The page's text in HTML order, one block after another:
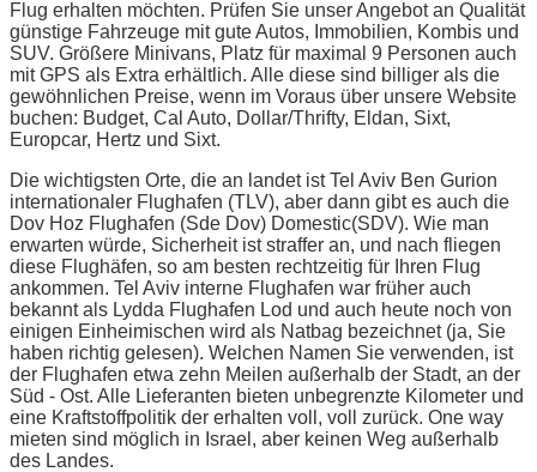
Flug erhalten möchten. Prüfen Sie unser Angebot an Qualität
günstige Fahrzeuge mit gute Autos, Immobilien, Kombis und
SUV. Größere Minivans, Platz für maximal 9 Personen auch
mit GPS als Extra erhältlich. Alle diese sind billiger als die
gewöhnlichen Preise, wenn im Voraus über unsere Website
buchen: Budget, Cal Auto, Dollar/Thrifty, Eldan, Sixt,
Europcar, Hertz und Sixt.
Die wichtigsten Orte, die an landet ist Tel Aviv Ben Gurion
internationaler Flughafen (TLV), aber dann gibt es auch die
Dov Hoz Flughafen (Sde Dov) Domestic(SDV). Wie man
erwarten würde, Sicherheit ist straffer an, und nach fliegen
diese Flughäfen, so am besten rechtzeitig für Ihren Flug
ankommen. Tel Aviv interne Flughafen war früher auch
bekannt als Lydda Flughafen Lod und auch heute noch von
einigen Einheimischen wird als Natbag bezeichnet (ja, Sie
haben richtig gelesen). Welchen Namen Sie verwenden, ist
der Flughafen etwa zehn Meilen außerhalb der Stadt, an der
Süd - Ost. Alle Lieferanten bieten unbegrenzte Kilometer und
eine Kraftstoffpolitik der erhalten voll, voll zurück. One way
mieten sind möglich in Israel, aber keinen Weg außerhalb
des Landes.